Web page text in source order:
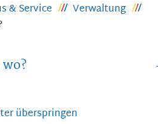
& Service
Verwaltung
überspringen